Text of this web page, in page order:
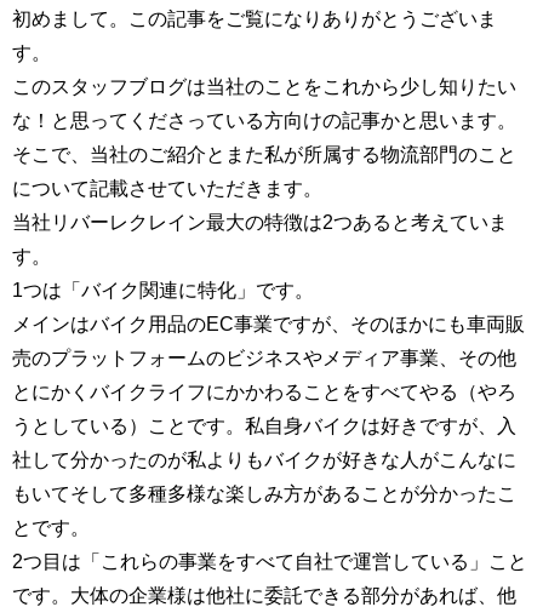
初めまして。この記事をご覧になりありがとうございま
す。
このスタッフブログは当社のことをこれから少し知りたい
な！と思ってくださっている方向けの記事かと思います。
そこで、当社のご紹介とまた私が所属する物流部門のこと
について記載させていただきます。
当社リバーレクレイン最大の特徴は2つあると考えていま
す。
1つは「バイク関連に特化」です。
メインはバイク用品のEC事業ですが、そのほかにも車両販
売のプラットフォームのビジネスやメディア事業、その他
とにかくバイクライフにかかわることをすべてやる（やろ
うとしている）ことです。私自身バイクは好きですが、入
社して分かったのが私よりもバイクが好きな人がこんなに
もいてそして多種多様な楽しみ方があることが分かったこ
とです。
2つ目は「これらの事業をすべて自社で運営している」こと
です。大体の企業様は他社に委託できる部分があれば、他